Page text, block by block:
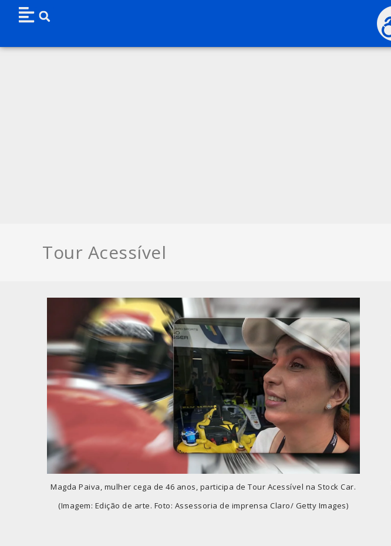
Tour Acessível
Magda Paiva, mulher cega de 46 anos, participa de Tour Acessível na Stock Car.
(Imagem: Edição de arte. Foto: Assessoria de imprensa Claro/ Getty Images)